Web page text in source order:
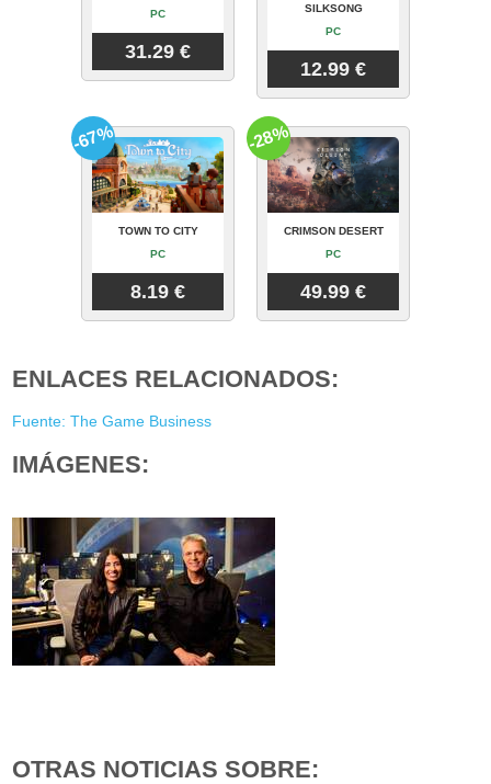
PC
31.29 €
SILKSONG
PC
12.99 €
TOWN TO CITY
PC
8.19 €
-67%
CRIMSON DESERT
PC
49.99 €
-28%
ENLACES RELACIONADOS:
Fuente: The Game Business
IMÁGENES:
OTRAS NOTICIAS SOBRE: